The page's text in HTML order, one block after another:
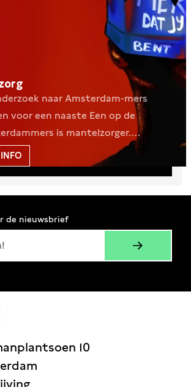
naar Amsterdam-mers
voor een naaste Een op de
is mantelzorger.
voor een ouder,
of familielid die ziek is,
impact hebben op je
de nieuwsbrief
10